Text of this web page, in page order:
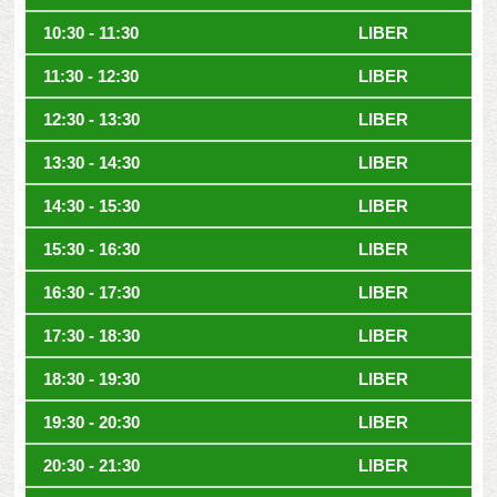
10:30 - 11:30 LIBER
11:30 - 12:30 LIBER
12:30 - 13:30 LIBER
13:30 - 14:30 LIBER
14:30 - 15:30 LIBER
15:30 - 16:30 LIBER
16:30 - 17:30 LIBER
17:30 - 18:30 LIBER
18:30 - 19:30 LIBER
19:30 - 20:30 LIBER
20:30 - 21:30 LIBER